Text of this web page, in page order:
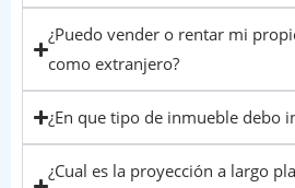
¿Puedo vender o rentar mi
como extranjero?
¿En que tipo de inmueble debo
¿Cual es la proyección a largo